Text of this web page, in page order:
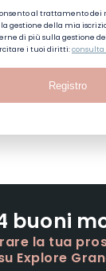
al trattamento dei
gestione della mia
di più sulla gestione
i tuoi diritti:
Registro
buoni
la tua
Explore